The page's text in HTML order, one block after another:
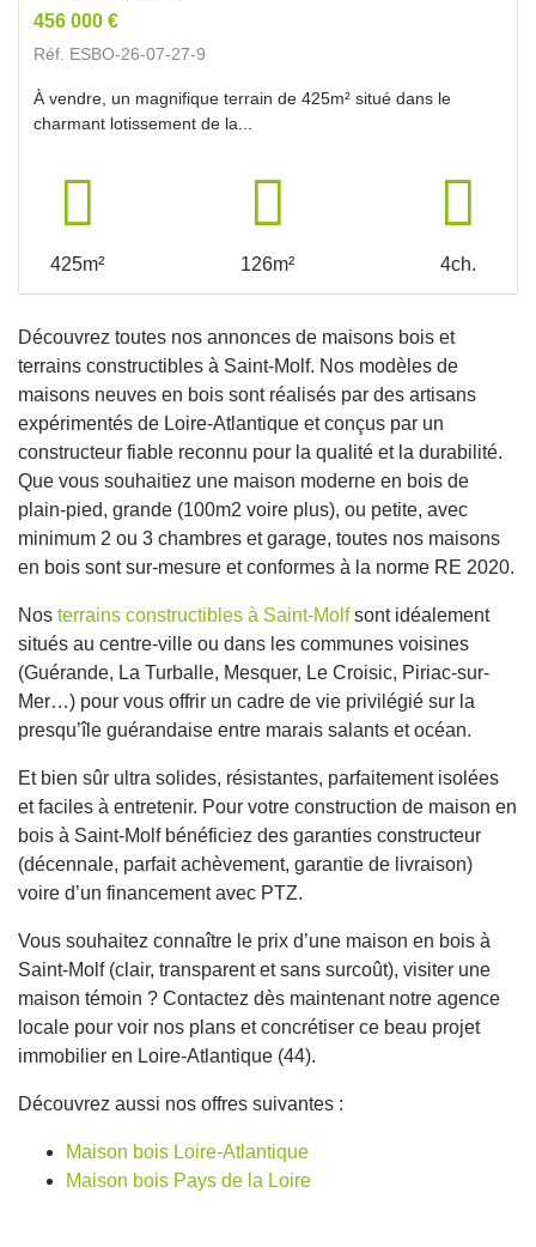
456 000 €
Réf. ESBO-26-07-27-9
À vendre, un magnifique terrain de 425m² situé dans le
charmant lotissement de la...
425m² 126m² 4ch.
Découvrez toutes nos annonces de maisons bois et
terrains constructibles à Saint-Molf. Nos modèles de
maisons neuves en bois sont réalisés par des artisans
expérimentés de Loire-Atlantique et conçus par un
constructeur fiable reconnu pour la qualité et la durabilité.
Que vous souhaitiez une maison moderne en bois de
plain-pied, grande (100m2 voire plus), ou petite, avec
minimum 2 ou 3 chambres et garage, toutes nos maisons
en bois sont sur-mesure et conformes à la norme RE 2020.
Nos terrains constructibles à Saint-Molfsont idéalement
situés au centre-ville ou dans les communes voisines
(Guérande, La Turballe, Mesquer, Le Croisic, Piriac-sur-
Mer…) pour vous offrir un cadre de vie privilégié sur la
presqu’île guérandaise entre marais salants et océan.
Et bien sûr ultra solides, résistantes, parfaitement isolées
et faciles à entretenir. Pour votre construction de maison en
bois à Saint-Molf bénéficiez des garanties constructeur
(décennale, parfait achèvement, garantie de livraison)
voire d’un financement avec PTZ.
Vous souhaitez connaître le prix d’une maison en bois à
Saint-Molf (clair, transparent et sans surcoût), visiter une
maison témoin ? Contactez dès maintenant notre agence
locale pour voir nos plans et concrétiser ce beau projet
immobilier en Loire-Atlantique (44).
Découvrez aussi nos offres suivantes :
Maison bois Loire-Atlantique
Maison bois Pays de la Loire